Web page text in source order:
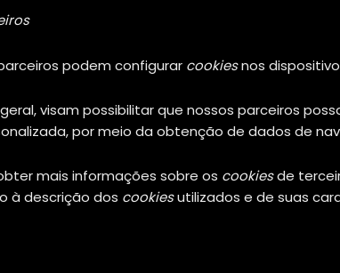
podem configurar cookiesnos
visam possibilitar que nossos parceiros
por meio da obtenção de dados de
mais informações sobre os cookiesde
à descrição dos cookiesutilizados e de suas